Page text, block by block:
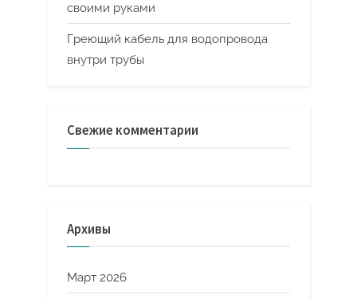
своими руками
Греющий кабель для водопровода
внутри трубы
Свежие комментарии
Архивы
Март 2026